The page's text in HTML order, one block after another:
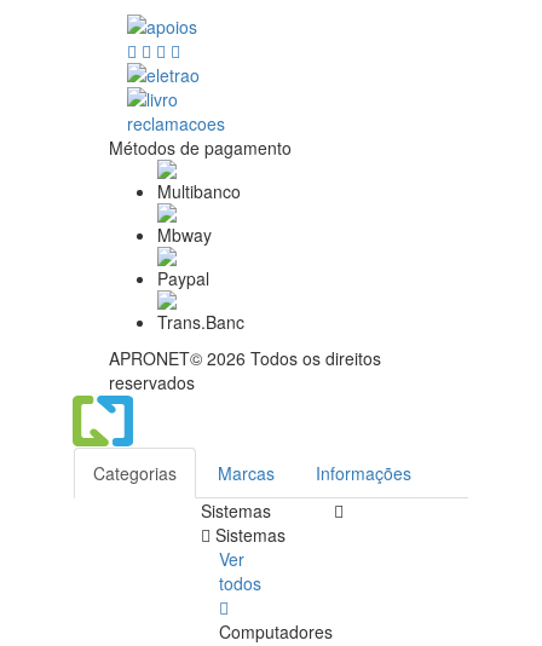
Métodos de pagamento
APRONET© 2026 Todos os direitos
reservados
Categorias Marcas
Informações
Sistemas
Sistemas
Ver
todos
Computadores